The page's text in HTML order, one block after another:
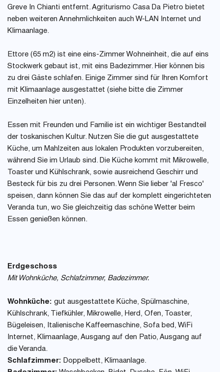
Greve In Chianti entfernt. Agriturismo Casa Da Pietro bietet
neben weiteren Annehmlichkeiten auch W-LAN Internet und
Klimaanlage.
Ettore (65 m2) ist eine eins-Zimmer Wohneinheit, die auf eins
Stockwerk gebaut ist, mit eins Badezimmer. Hier können bis
zu drei Gäste schlafen. Einige Zimmer sind für Ihren Komfort
mit Klimaanlage ausgestattet (siehe bitte die Zimmer
Einzelheiten hier unten).
Essen mit Freunden und Familie ist ein wichtiger Bestandteil
der toskanischen Kultur. Nutzen Sie die gut ausgestattete
Küche, um Mahlzeiten aus lokalen Produkten vorzubereiten,
während Sie im Urlaub sind. Die Küche kommt mit Mikrowelle,
Toaster und Kühlschrank, sowie ausreichend Geschirr und
Besteck für bis zu drei Personen. Wenn Sie lieber 'al Fresco'
speisen, dann können Sie das auf der komplett eingerichteten
Veranda tun, wo Sie gleichzeitig das schöne Wetter beim
Essen genießen können.
Erdgeschoss
Mit Wohnküche, Schlafzimmer, Badezimmer.
Wohnküche: gut ausgestattete Küche, Spülmaschine,
Kühlschrank, Tiefkühler, Mikrowelle, Herd, Ofen, Toaster,
Bügeleisen, Italienische Kaffeemaschine, Sofa bed, WiFi
Internet, Klimaanlage, Ausgang auf den Patio, Ausgang auf
die Veranda.
Schlafzimmer: Doppelbett, Klimaanlage.